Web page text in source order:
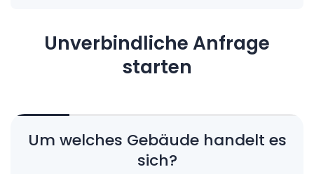
Unverbindliche Anfrage
starten